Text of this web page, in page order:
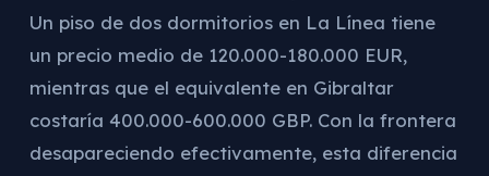
Un piso de dos dormitorios en La Línea tiene
un precio medio de 120.000-180.000 EUR,
mientras que el equivalente en Gibraltar
costaría 400.000-600.000 GBP. Con la frontera
desapareciendo efectivamente, esta diferencia